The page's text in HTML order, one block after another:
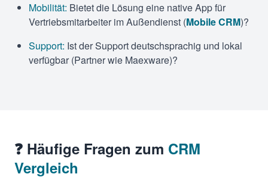
Mobilität: Bietet die Lösung eine native App für
Vertriebsmitarbeiter im Außendienst (Mobile CRM)?
Support: Ist der Support deutschsprachig und lokal
verfügbar (Partner wie Maexware)?
❓ Häufige Fragen zum CRM
Vergleich